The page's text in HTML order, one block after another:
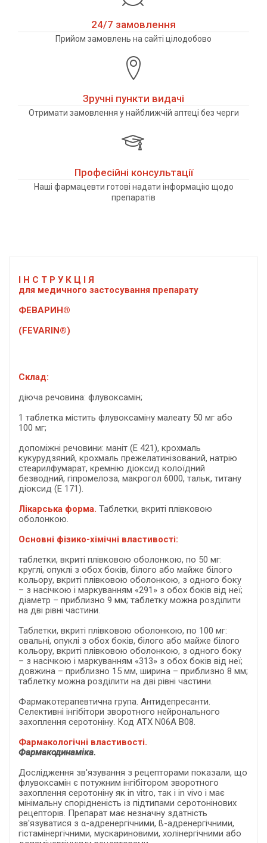
24/7 замовлення
Прийом замовлень на сайті цілодобово
Зручні пункти видачі
Отримати замовлення у найближчій аптеці без черги
Професійні консультації
Наші фармацевти готові надати інформацію щодо
препаратів
І Н С Т Р У К Ц І Я
для медичного застосування препарату
ФЕВАРИН®
(FEVARIN®)
Склад:
діюча речовина: флувоксамін;
1 таблетка містить флувоксаміну малеату 50 мг або
100 мг;
допоміжні речовини: маніт (E 421), крохмаль
кукурудзяний, крохмаль прежелатинізований, натрію
стеарилфумарат, кремнію діоксид колоїдний
безводний, гіпромелоза, макрогол 6000, тальк, титану
діоксид (Е 171).
Лікарська форма. Таблетки, вкриті плівковою
оболонкою.
Основні фізико-хімічні властивості:
таблетки, вкриті плівковою оболонкою, по 50 мг:
круглі, опуклі з обох боків, білого або майже білого
кольору, вкриті плівковою оболонкою, з одного боку
– з насічкою і маркуванням «291» з обох боків від неї;
діаметр – приблизно 9 мм; таблетку можна розділити
на дві рівні частини.
Таблетки, вкриті плівковою оболонкою, по 100 мг:
овальні, опуклі з обох боків, білого або майже білого
кольору, вкриті плівковою оболонкою, з одного боку
– з насічкою і маркуванням «313» з обох боків від неї;
довжина – приблизно 15 мм, ширина – приблизно 8 мм;
таблетку можна розділити на дві рівні частини.
Фармакотерапевтична група. Антидепресанти.
Селективні інгібітори зворотного нейронального
захоплення серотоніну. Код АТХ N06A B08.
Фармакологічні властивості.
Фармакодинаміка.
Дослідження зв'язування з рецепторами показали, що
флувоксамін є потужним інгібітором зворотного
захоплення серотоніну як in vitro, так і in vivo і має
мінімальну спорідненість із підтипами серотонінових
рецепторів. Препарат має незначну здатність
зв'язуватися з α-адренергічними, ß-адренергічними,
гістамінергічними, мускариновими, холінергічними або